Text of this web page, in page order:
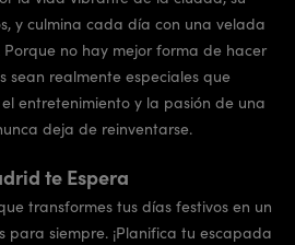
y culmina cada día con una velada
no hay mejor forma de hacer
sean realmente especiales que
entretenimiento y la pasión de una
deja de reinventarse.
te Espera
transformes tus días festivos en un
para siempre. ¡Planifica tu escapada